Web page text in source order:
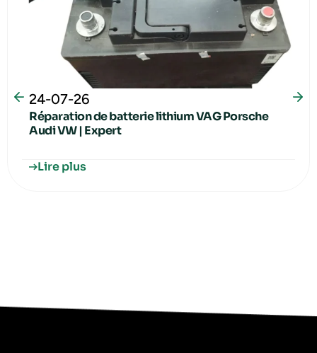
24-07-26
Réparation de batterie lithium VAG Porsche
Audi VW | Expert
Lire plus